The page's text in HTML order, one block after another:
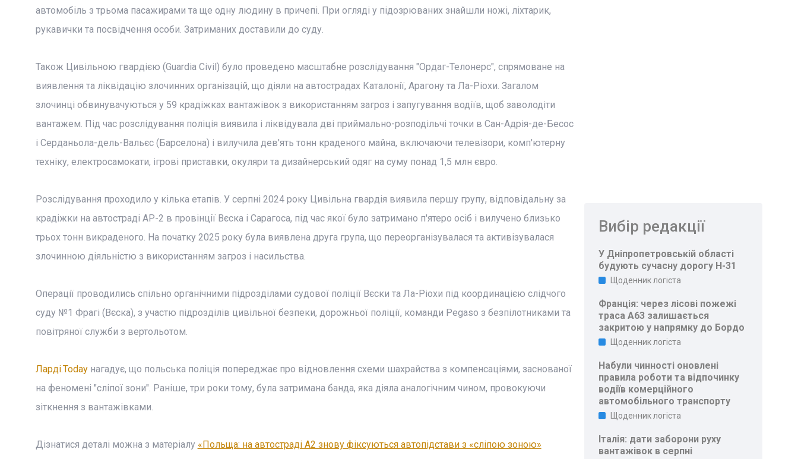
автомобіль з трьома пасажирами та ще одну людину в причепі. При огляді у підозрюваних знайшли ножі, ліхтарик,
рукавички та посвідчення особи. Затриманих доставили до суду.
Також Цивільною гвардією (Guardia Civil) було проведено масштабне розслідування "Ордаг-Телонерс", спрямоване на
виявлення та ліквідацію злочинних організацій, що діяли на автострадах Каталонії, Арагону та Ла-Ріохи. Загалом
злочинці обвинувачуються у 59 крадіжках вантажівок з використанням загроз і запугування водіїв, щоб заволодіти
вантажем. Під час розслідування поліція виявила і ліквідувала дві приймально-розподільчі точки в Сан-Адрія-де-Бесос
і Серданьола-дель-Вальєс (Барселона) і вилучила дев'ять тонн краденого майна, включаючи телевізори, комп'ютерну
техніку, електросамокати, ігрові приставки, окуляри та дизайнерський одяг на суму понад 1,5 млн євро.
Розслідування проходило у кілька етапів. У серпні 2024 року Цивільна гвардія виявила першу групу, відповідальну за
крадіжки на автостраді AP-2 в провінції Вєска і Сарагоса, під час якої було затримано п'ятеро осіб і вилучено близько
трьох тонн викраденого. На початку 2025 року була виявлена друга група, що переорганізувалася та активізувалася
злочинною діяльністю з використанням загроз і насильства.
Операції проводились спільно органічними підрозділами судової поліції Вєски та Ла-Ріохи під координацією слідчого
суду №1 Фрагі (Вєска), з участю підрозділів цивільної безпеки, дорожньої поліції, команди Pegaso з безпілотниками та
повітряної служби з вертольотом.
Ларді.Todayнагадує, що польська поліція попереджає про відновлення схеми шахрайства з компенсаціями, заснованої
на феномені "сліпої зони". Раніше, три роки тому, була затримана банда, яка діяла аналогічним чином, провокуючи
зіткнення з вантажівками.
Дізнатися деталі можна з матеріалу «Польща: на автостраді А2 знову фіксуються автопідстави з «сліпою зоною»
Вибір редакції
У Дніпропетровській області
будують сучасну дорогу Н-31
Щоденник логіста
Франція: через лісові пожежі
траса A63 залишається
закритою у напрямку до Бордо
Щоденник логіста
Набули чинності оновлені
правила роботи та відпочинку
водіїв комерційного
автомобільного транспорту
Щоденник логіста
Італія: дати заборони руху
вантажівок в серпні